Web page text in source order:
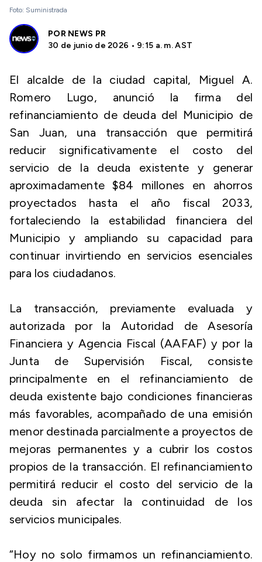
Foto: Suministrada
POR NEWS PR
30 de junio de 2026 • 9:15 a. m. AST
El alcalde de la ciudad capital, Miguel A.
Romero Lugo, anunció la firma del
refinanciamiento de deuda del Municipio de
San Juan, una transacción que permitirá
reducir significativamente el costo del
servicio de la deuda existente y generar
aproximadamente $84 millones en ahorros
proyectados hasta el año fiscal 2033,
fortaleciendo la estabilidad financiera del
Municipio y ampliando su capacidad para
continuar invirtiendo en servicios esenciales
para los ciudadanos.
La transacción, previamente evaluada y
autorizada por la Autoridad de Asesoría
Financiera y Agencia Fiscal (AAFAF) y por la
Junta de Supervisión Fiscal, consiste
principalmente en el refinanciamiento de
deuda existente bajo condiciones financieras
más favorables, acompañado de una emisión
menor destinada parcialmente a proyectos de
mejoras permanentes y a cubrir los costos
propios de la transacción. El refinanciamiento
permitirá reducir el costo del servicio de la
deuda sin afectar la continuidad de los
servicios municipales.
“Hoy no solo firmamos un refinanciamiento.